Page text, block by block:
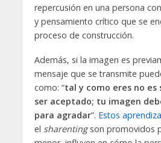
repercusión en una persona
y pensamiento crítico que se
proceso de construcción.
Además, si la imagen es
mensaje que se transmite
como: “tal y como eres no es
ser aceptado; tu imagen
para agradar”. Estos
el sharentingson promovidos